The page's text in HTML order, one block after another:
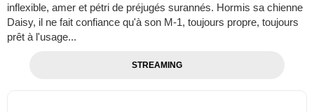
inflexible, amer et pétri de préjugés surannés. Hormis sa chienne
Daisy, il ne fait confiance qu'à son M-1, toujours propre, toujours
prêt à l'usage...
STREAMING